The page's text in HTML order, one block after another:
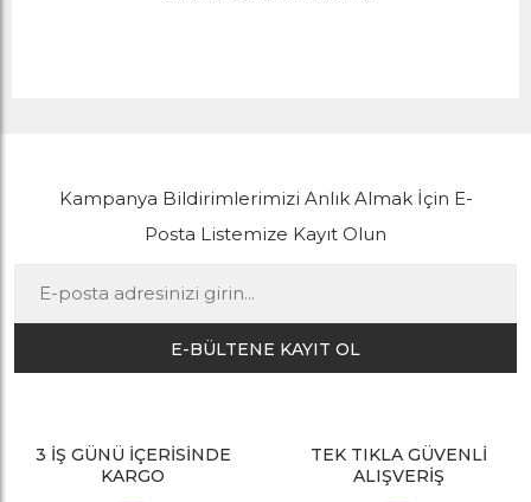
Kampanya Bildirimlerimizi Anlık Almak İçin E-
Posta Listemize Kayıt Olun
E-BÜLTENE KAYIT OL
3 İŞ GÜNÜ İÇERİSİNDE
KARGO
TEK TIKLA GÜVENLİ
ALIŞVERİŞ